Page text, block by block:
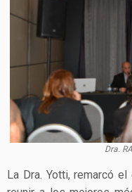
Dra. RAQUEL YOTTI
La Dra. Yotti, remarcó